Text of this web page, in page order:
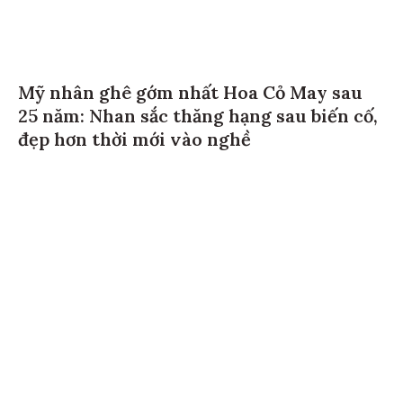
Mỹ nhân ghê gớm nhất Hoa Cỏ May sau
25 năm: Nhan sắc thăng hạng sau biến cố,
đẹp hơn thời mới vào nghề